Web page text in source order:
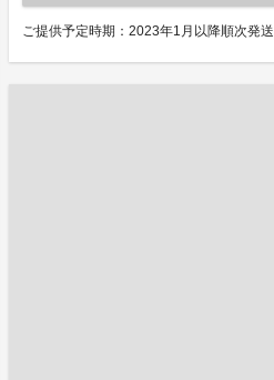
ご提供予定時期：2023年1月以降順次発送